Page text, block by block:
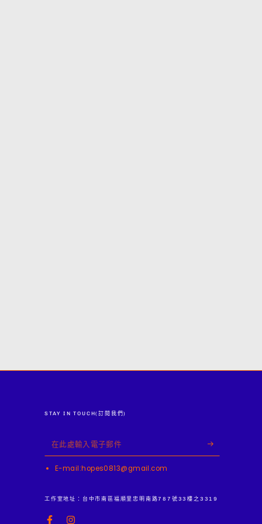
STAY IN TOUCH(訂閱我們)
在
此
輸
E-mail:hopes0813@gmail.com
工作室地址：台中市南區福順里忠明南路787號33樓之3319